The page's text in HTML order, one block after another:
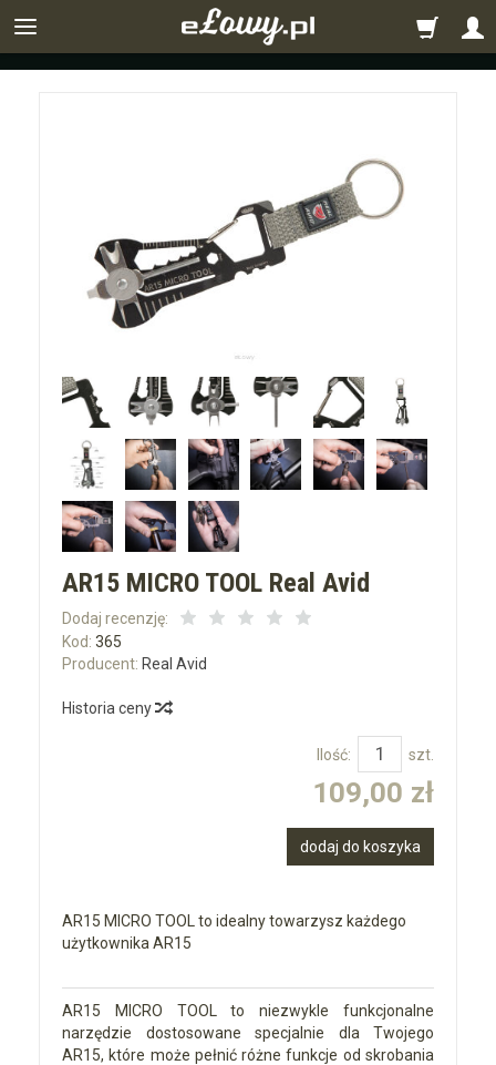
AR15 MICRO TOOL Real Avid
Dodaj recenzję:
Kod: 365
Producent: Real Avid
Historia ceny
Ilość: szt.
109,00 zł
dodaj do koszyka
AR15 MICRO TOOL to idealny towarzysz każdego
użytkownika AR15
AR15 MICRO TOOL to niezwykle funkcjonalne
narzędzie dostosowane specjalnie dla Twojego
AR15, które może pełnić różne funkcje od skrobania